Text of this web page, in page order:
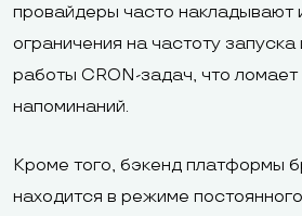
провайдеры часто накладывают
ограничения на частоту запуска
работы CRON-задач, что ломает
напоминаний.
Кроме того, бэкенд платформы
находится в режиме